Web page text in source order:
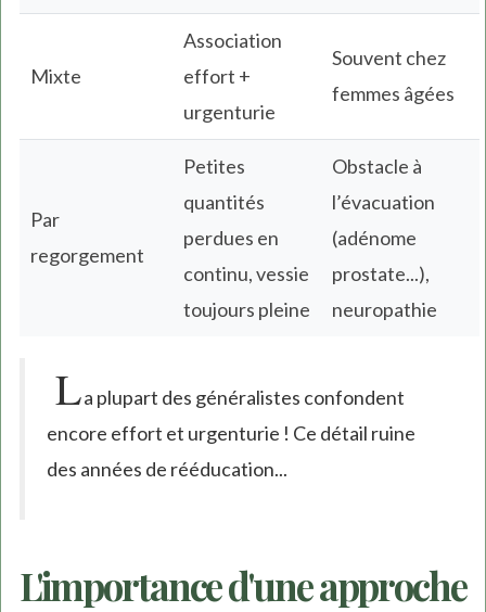
Mixte
Association
effort +
urgenturie
Souvent chez
femmes âgées
Par
regorgement
Petites
quantités
perdues en
continu, vessie
toujours pleine
Obstacle à
l’évacuation
(adénome
prostate...),
neuropathie
La plupart des généralistes confondent
encore effort et urgenturie ! Ce détail ruine
des années de rééducation...
L'importance d'une approche